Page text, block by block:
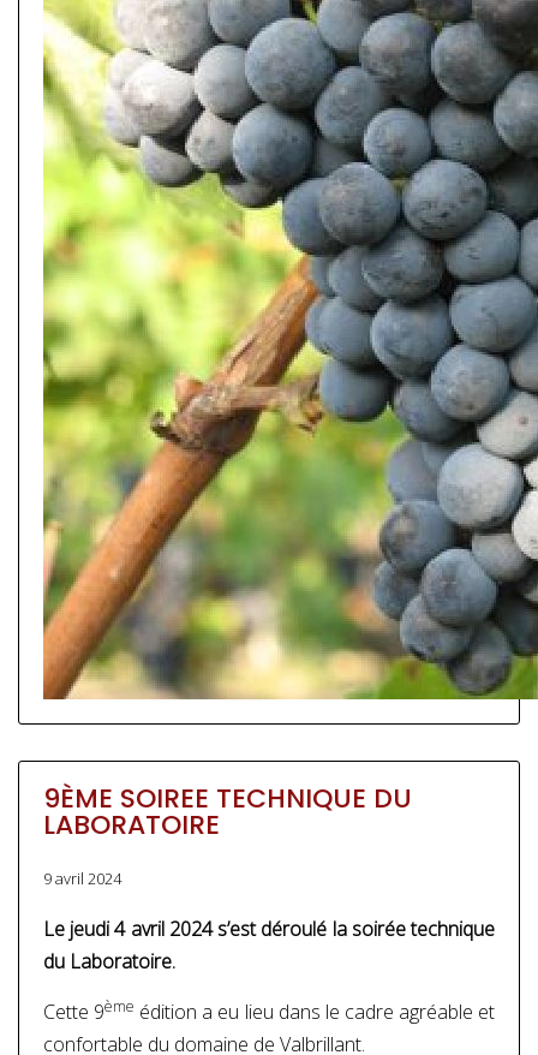
9ÈME SOIREE TECHNIQUE DU
LABORATOIRE
9 avril 2024
Le jeudi 4 avril 2024 s’est déroulé la soirée technique
du Laboratoire.
Cette 9ème édition a eu lieu dans le cadre agréable et
confortable du domaine de Valbrillant.